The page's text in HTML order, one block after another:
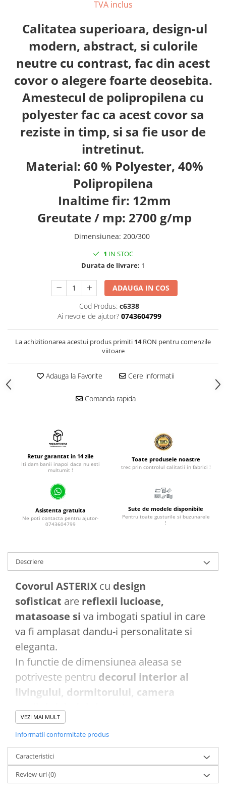
TVA inclus
Calitatea superioara, design-ul
modern, abstract, si culorile
neutre cu contrast, fac din acest
covor o alegere foarte deosebita.
Amestecul de polipropilena cu
polyester fac ca acest covor sa
reziste in timp, si sa fie usor de
intretinut.
Material: 60 % Polyester, 40%
Polipropilena
Inaltime fir: 12mm
Greutate / mp: 2700 g/mp
Dimensiunea: 200/300
1 IN STOC
Durata de livrare: 1
ADAUGA IN COS
Cod Produs: c6338
Ai nevoie de ajutor? 0743604799
La achizitionarea acestui produs primiti 14RON pentru comenzile
viitoare
Adauga la Favorite Cere informatii
Comanda rapida
Retur garantat in 14 zile
Iti dam banii inapoi daca nu esti
multumit !
Toate produsele noastre
trec prin controlul calitatii in fabrici !
Asistenta gratuita
Ne poti contacta pentru ajutor-
0743604799
Sute de modele disponibile
Pentru toate gusturile si buzunarele
!
Descriere
Covorul ASTERIX cu design
sofisticat are reflexii lucioase,
matasoase si va imbogati spatiul in care
va fi amplasat dandu-i personalitate si
eleganta.
In functie de dimensiunea aleasa se
potriveste pentru decorul interior al
livingului, dormitorului, camera
copilului, holului
proprietatea de a schimba ambientul
inspirand o stare de liniste si relaxare.
Construit sa reziste
intretinut si durabil iartesaturile dense
nu vor permite infiltrarea murdariei in
VEZI MAI MULT
Informatii conformitate produs
Caracteristici
Review-uri(0)